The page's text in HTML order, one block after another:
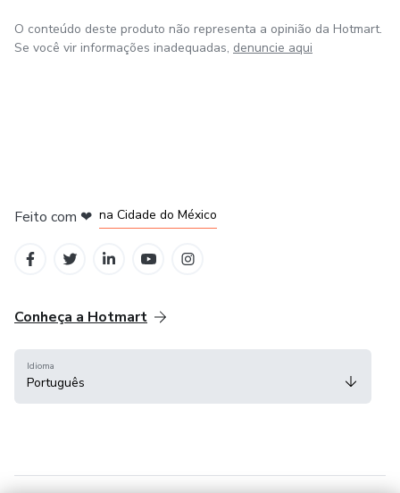
O conteúdo deste produto não representa a opinião da Hotmart.
Se você vir informações inadequadas, denuncie aqui
Feito com ❤ na Cidade do México
Conheça a Hotmart
Idioma
Português